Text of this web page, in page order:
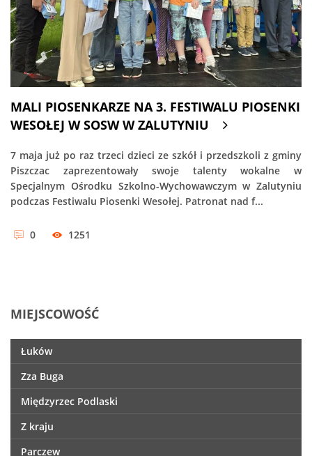
MALI PIOSENKARZE NA 3. FESTIWALU PIOSENKI
WESOŁEJ W SOSW W ZALUTYNIU
7 maja już po raz trzeci dzieci ze szkół i przedszkoli z gminy
Piszczac zaprezentowały swoje talenty wokalne w
Specjalnym Ośrodku Szkolno-Wychowawczym w Zalutyniu
podczas Festiwalu Piosenki Wesołej. Patronat nad f...
0 1251
MIEJSCOWOŚĆ
Łuków
Zza Buga
Międzyrzec Podlaski
Z kraju
Parczew